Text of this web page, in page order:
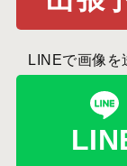
LINEで画像を